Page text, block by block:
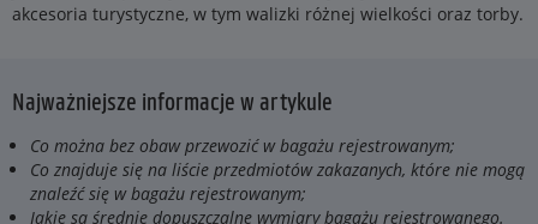
akcesoria turystyczne, w tym walizki różnej wielkości oraz torby.
Najważniejsze informacje w artykule
Co można bez obaw przewozić w bagażu rejestrowanym;
Co znajduje się na liście przedmiotów zakazanych, które nie mogą
znaleźć się w bagażu rejestrowanym;
Jakie są średnie dopuszczalne wymiary bagażu rejestrowanego.